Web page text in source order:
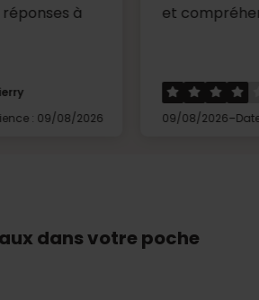
et compréhensible ...
Hervé
09/08/2026
-Date
dans votre poche